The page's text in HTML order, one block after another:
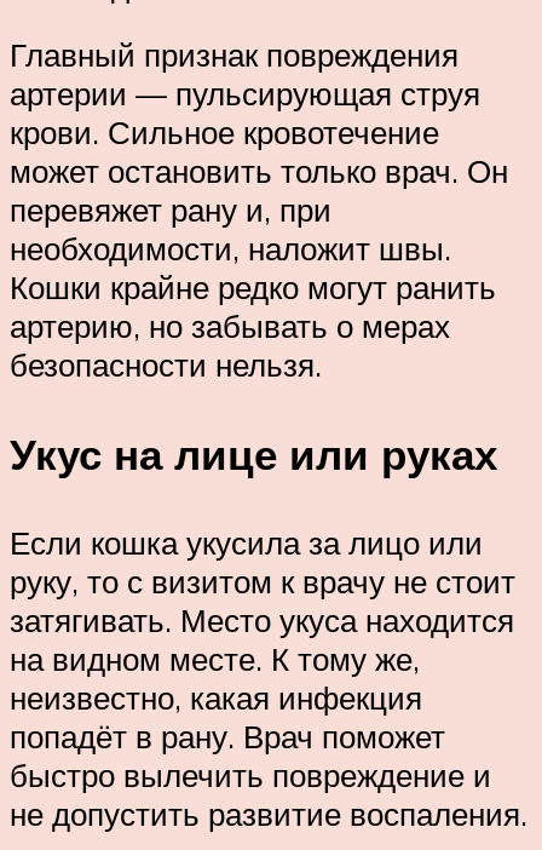
Главный признак повреждения
артерии — пульсирующая струя
крови. Сильное кровотечение
может остановить только врач. Он
перевяжет рану и, при
необходимости, наложит швы.
Кошки крайне редко могут ранить
артерию, но забывать о мерах
безопасности нельзя.
Укус на лице или руках
Если кошка укусила за лицо или
руку, то с визитом к врачу не стоит
затягивать. Место укуса находится
на видном месте. К тому же,
неизвестно, какая инфекция
попадёт в рану. Врач поможет
быстро вылечить повреждение и
не допустить развитие воспаления.